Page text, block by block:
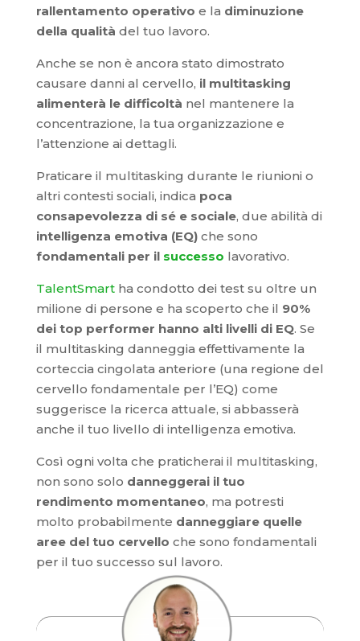
rallentamento operativo e la diminuzione
della qualità del tuo lavoro.
Anche se non è ancora stato dimostrato
causare danni al cervello, il multitasking
alimenterà le difficoltà nel mantenere la
concentrazione, la tua organizzazione e
l’attenzione ai dettagli.
Praticare il multitasking durante le riunioni o
altri contesti sociali, indica poca
consapevolezza di sé e sociale, due abilità di
intelligenza emotiva (EQ)che sono
fondamentali per il successo lavorativo.
TalentSmart ha condotto dei test su oltre un
milione di persone e ha scoperto che il 90%
dei top performer hanno alti livelli di EQ. Se
il multitasking danneggia effettivamente la
corteccia cingolata anteriore (una regione del
cervello fondamentale per l’EQ) come
suggerisce la ricerca attuale, si abbasserà
anche il tuo livello di intelligenza emotiva.
Così ogni volta che praticherai il multitasking,
non sono solo danneggerai il tuo
rendimento momentaneo, ma potresti
molto probabilmente danneggiare quelle
aree del tuo cervello che sono fondamentali
per il tuo successo sul lavoro.